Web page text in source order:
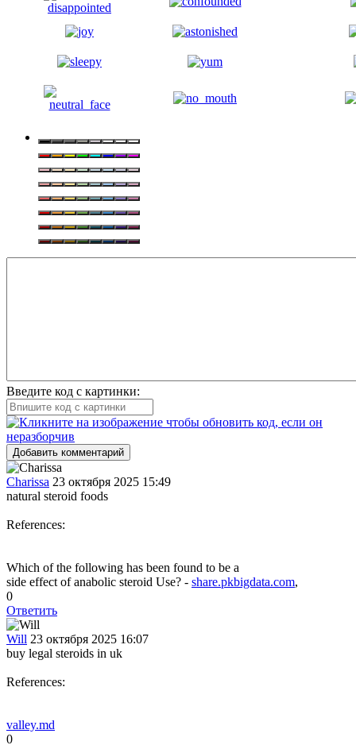
Введите код с картинки:
Добавить комментарий
Charissa 23 октября 2025 15:49
natural steroid foods
References:
Which of the following has been found to be a
side effect of anabolic steroid Use? - share.pkbigdata.com,
0
Ответить
Will 23 октября 2025 16:07
buy legal steroids in uk
References:
valley.md
0